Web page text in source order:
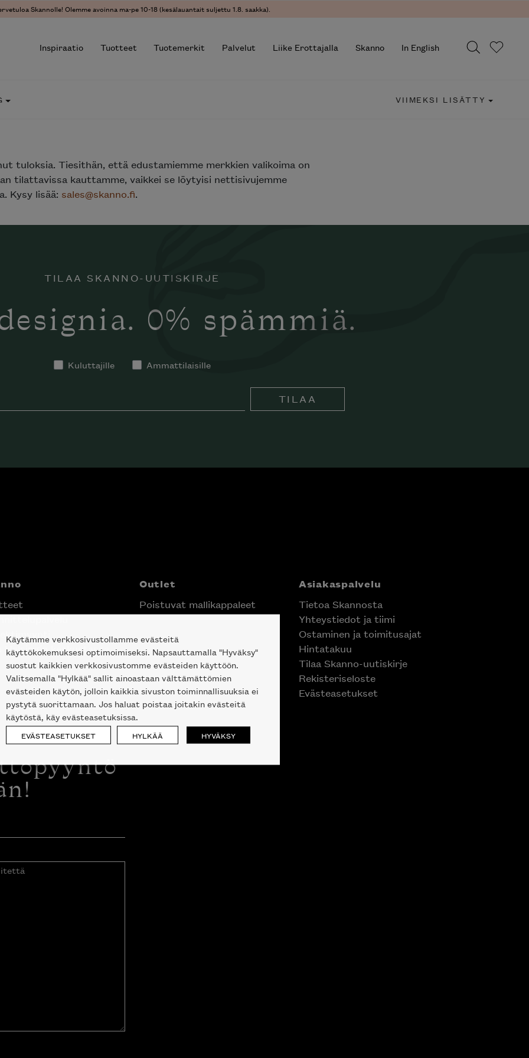
Skannolle! Olemme avoinna ma-pe 10-18 (kesälauantait suljettu 1.8. saakka).
Inspiraatio Tuotteet Tuotemerkit Palvelut Liike Erottajalla Skanno In English
VIIMEKSI LISÄTTY
tuloksia. Tiesithän, että edustamiemme merkkien valikoima on
tilattavissa kauttamme, vaikkei se löytyisi nettisivujemme
Kysy lisää: sales@skanno.fi.
TILAA SKANNO-UUTISKIRJE
0% spämmiä.
Kuluttajille Ammattilaisille
TILAA
Helsingin keskustassa
Outlet
Poistuvat mallikappaleet
Asiakaspalvelu
Tietoa Skannosta
Yhteystiedot ja tiimi
Ostaminen ja toimitusajat
Hintatakuu
Tilaa Skanno-uutiskirje
Rekisteriseloste
Evästeasetukset
Käytämme verkkosivustollamme evästeitä
käyttökokemuksesi optimoimiseksi. Napsauttamalla "Hyväksy"
suostut kaikkien verkkosivustomme evästeiden käyttöön.
Valitsemalla "Hylkää" sallit ainoastaan välttämättömien
evästeiden käytön, jolloin kaikkia sivuston toiminnallisuuksia ei
pystytä suorittamaan. Jos haluat poistaa joitakin evästeitä
käytöstä, käy evästeasetuksissa.
EVÄSTEASETUKSET HYLKÄÄ HYVÄKSY